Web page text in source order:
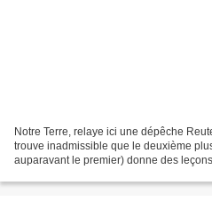
Notre Terre, relaye ici une dépêche
trouve inadmissible que le deuxième
auparavant le premier) donne des